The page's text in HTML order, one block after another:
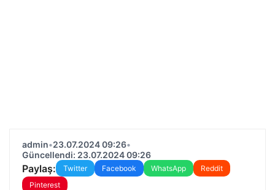
admin•23.07.2024 09:26•
Güncellendi: 23.07.2024 09:26
Paylaş: Twitter Facebook WhatsApp
Reddit
Pinterest